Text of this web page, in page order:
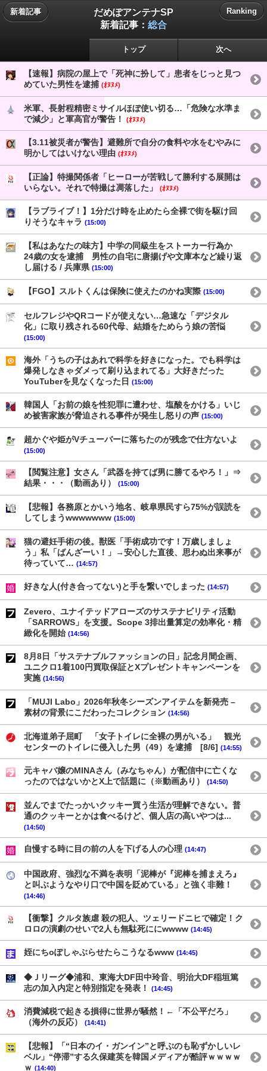
新着記事
だめぽアンテナSP
新着記事： 総合
Ranking
トップ 次へ
【速報】病院の屋上で「死神に扮して」患者をじっと見つ
めていた男性を逮捕 (ｵﾇﾇﾒ)
米軍、長射程精密ミサイルほぼ使い切る…「危険な水準ま
で減少」と軍高官が警告！
(ｵﾇﾇﾒ)
【3.11被災者が警告】避難所で自分の食料や水をむやみに
明かしてはいけない理由 (ｵﾇﾇﾒ)
【正論】特撮関係者「ヒーローが苦戦して勝利する展開は
いらない。それで特撮は凋落した」
(ｵﾇﾇﾒ)
【ラブライブ！】1分だけ時を止めたら全裸で街を駆け回
りそうなキャラ (15:00)
【私はあなたの味方】中学の同級生をストーカー行為か
24歳の女を逮捕 男性の自宅に唐揚げや文庫本など繰り返
し届ける / 兵庫県 (15:00)
【FGO】スルトくんは保険に使えたのかね実際 (15:00)
セルフレジやQRコードが使えない…急速な「デジタル
化」に取り残される60代母、結婚をためらう娘の苦悩
(15:00)
海外「うちの子はあれで科学を好きになった。でも科学は
爆発しなきゃダメって刷り込まれてる」大好きだった
YouTuberを見なくなった日 (15:00)
韓国人「お前の娘を性犯罪に遭わせ、塩酸をかける」いじ
め被害家族が脅迫される事件が発生し怒りの声 (15:00)
超かぐや姫がVチューバーに落ちたのが残念で仕方ないよ
(15:00)
【閲覧注意】女さん「武器を持てば男に勝てるやろ！」⇒
結果・・・（動画あり）
(15:00)
【悲報】各務原とかいう地名、岐阜県民すら75%が誤読を
してしまうwwwwwww (15:00)
猫の避妊手術の後。獣医「手術成功です！万歳しましょ
う」私「ばんざーい！」→安心した直後、思わぬ出来事が
待っていて… (14:57)
好きな人(付き合ってない)と手を繋いでしまった (14:57)
Zevero、ユナイテッドアローズのサステナビリティ活動
「SARROWS」を支援。Scope 3排出量算定の効率化・精
緻化を開始 (14:56)
8月8日「サステナブルファッションの日」記念月間企画、
ユニクロ1着100円買取保証とXプレゼントキャンペーンを
実施 (14:56)
「MUJI Labo」2026年秋冬シーズンアイテムを新発売 –
素材の背景にこだわったコレクション (14:56)
北海道弟子屈町 「女子トイレに全裸の男がいる」 観光
センターのトイレに侵入した男（49）を逮捕 [8/6] (14:55)
元キャバ嬢のMINAさん（みなちゃん）が配信中に亡くな
ったのではないかとX上で話題に（※動画あり）
(14:50)
並んでまでたっかいクッキー買う生活が理解できない。普
通のクッキーとかは食べるけど、個人店の高いやつは...
(14:50)
自慢する時に目の前の人を下げる人の心理 (14:47)
中国政府、強烈な不満を表明「泥棒が『泥棒を捕まえろ』
と叫ぶようなやり口で中国を貶めている」と強く非難！
(14:46)
【衝撃】クルタ族虐 殺の犯人、ツェリードニヒで確定！ク
ロロの演劇のせいで2人も無駄死ににwwww (14:45)
姪にちoぽしゃぶらせたらこうなるwww (14:45)
◆Ｊリーグ◆浦和、東海大DF田中玲音、明治大DF稲垣篤
志の加入内定と特別指定を発表！
(14:45)
消費減税で起きる損得に世界が騒然！←「不公平だろ」
（海外の反応）
(14:41)
【悲報】「“日本のイ・ガンイン”と呼ぶのも恥ずかしいレ
ベル」“停滞”する久保建英を韓国メディアが酷評ｗｗｗｗ
ｗ (14:40)